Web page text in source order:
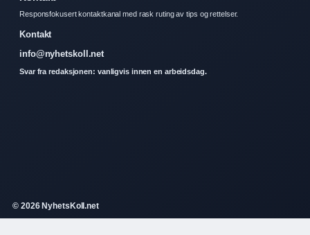
Responsfokusert kontaktkanal med rask ruting av tips og rettelser.
Kontakt
info@nyhetskoll.net
Svar fra redaksjonen: vanligvis innen en arbeidsdag.
© 2026 NyhetsKoll.net